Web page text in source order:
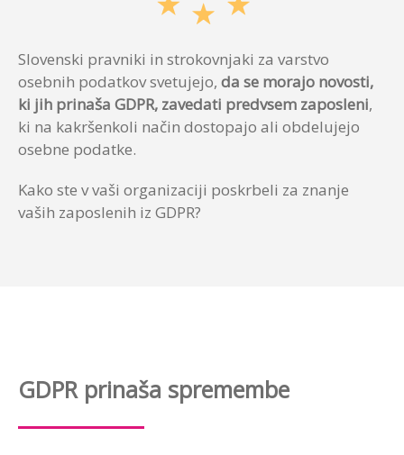
Slovenski pravniki in strokovnjaki za varstvo
osebnih podatkov svetujejo, da se morajo novosti,
ki jih prinaša GDPR, zavedati predvsem zaposleni,
ki na kakršenkoli način dostopajo ali obdelujejo
osebne podatke.
Kako ste v vaši organizaciji poskrbeli za znanje
vaših zaposlenih iz GDPR?
GDPR prinaša spremembe